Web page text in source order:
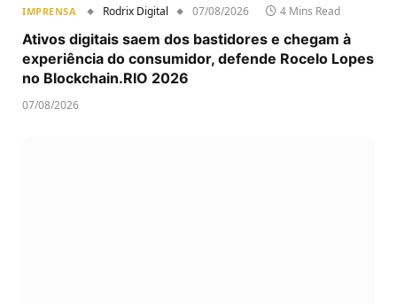
IMPRENSA Rodrix Digital 07/08/2026 4 Mins Read
Ativos digitais saem dos bastidores e chegam à
experiência do consumidor, defende Rocelo Lopes
no Blockchain.RIO 2026
07/08/2026